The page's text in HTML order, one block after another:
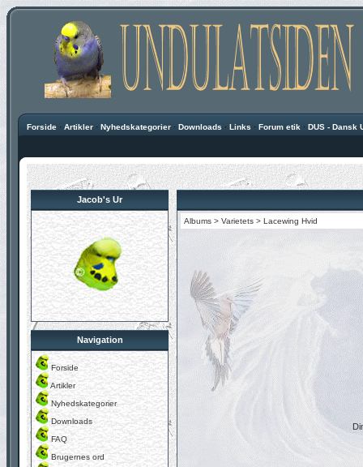
Forside · Artikler · Nyhedskategorier · Downloads · Links · Forum etik · DUS - Dansk
Jacob's Ur
Navigation
Forside
Artikler
Nyhedskategorier
Downloads
FAQ
Brugernes ord
Albums > Varietets > Lacewing Hvid